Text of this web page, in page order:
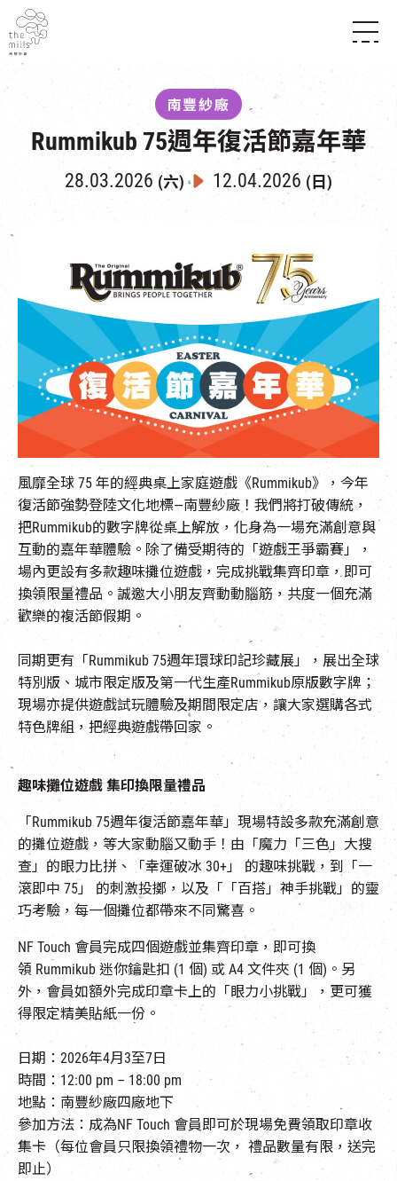
媒體中心
南豐店堂
商店
餐飲
所有活動
CHAT六廠
南豐作坊
其他體驗
到訪我們
開放時間及位置
穿梭巴士服務
停車場
NF TOUCH
EN|簡
南豐紗廠
Rummikub 75週年復活節嘉年華
28.03.2026 (六) 12.04.2026 (日)
風靡全球 75 年的經典桌上家庭遊戲《Rummikub》，今年
復活節強勢登陸文化地標—南豐紗廠！我們將打破傳統，
把Rummikub的數字牌從桌上解放，化身為一場充滿創意與
互動的嘉年華體驗。除了備受期待的「遊戲王爭霸賽」，
場內更設有多款趣味攤位遊戲，完成挑戰集齊印章，即可
換領限量禮品。誠邀大小朋友齊動動腦筋 ，共度一個充滿
歡樂的複活節假期。
同期更有「Rummikub 75週年環球印記珍藏展」，展出全球
特別版、城市限定版及第一代生產Rummikub原版數字牌；
現場亦提供遊戲試玩體驗及期間限定店，讓大家選購各式
特色牌組，把經典遊戲帶回家。
趣味攤位遊戲 集印換限量禮品
「Rummikub 75週年復活節嘉年華」現場特設多款充滿創意
的攤位遊戲，等大家動腦又動手！由「魔力「三色」大搜
查」的眼力比拼、「幸運破冰 30+」 的趣味挑戰，到「一
滾即中 75」 的刺激投擲，以及「「百搭」神手挑戰」的靈
巧考驗，每一個攤位都帶來不同驚喜。
NF Touch 會員完成四個遊戲並集齊印章，即可換
領 Rummikub 迷你鑰匙扣 (1 個) 或 A4 文件夾 (1 個)。另
外，會員如額外完成印章卡上的「眼力小挑戰」，更可獲
得限定精美貼紙一份。
日期：2026年4月3至7日
時間：12:00 pm – 18:00 pm
地點：南豐紗廠四廠地下
參加方法：成為NF Touch 會員即可於現場免費領取印章收
集卡（每位會員只限換領禮物一次， 禮品數量有限，送完
即止）